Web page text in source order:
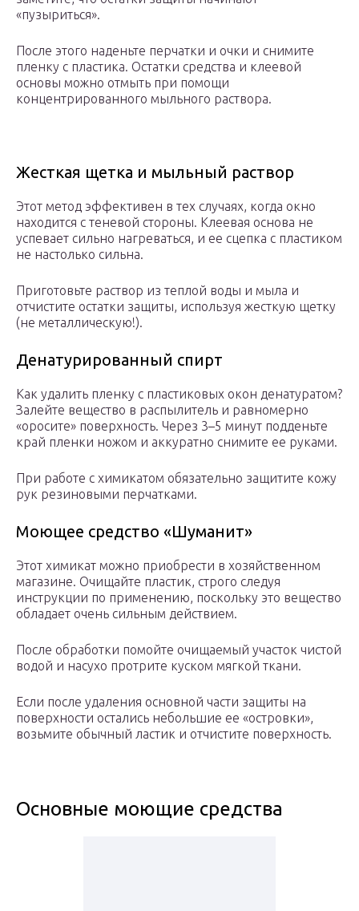
«пузыриться».
После этого наденьте перчатки и очки и снимите
пленку с пластика. Остатки средства и клеевой
основы можно отмыть при помощи
концентрированного мыльного раствора.
Жесткая щетка и мыльный раствор
Этот метод эффективен в тех случаях, когда окно
находится с теневой стороны. Клеевая основа не
успевает сильно нагреваться, и ее сцепка с пластиком
не настолько сильна.
Приготовьте раствор из теплой воды и мыла и
отчистите остатки защиты, используя жесткую щетку
(не металлическую!).
Денатурированный спирт
Как удалить пленку с пластиковых окон денатуратом?
Залейте вещество в распылитель и равномерно
«оросите» поверхность. Через 3–5 минут подденьте
край пленки ножом и аккуратно снимите ее руками.
При работе с химикатом обязательно защитите кожу
рук резиновыми перчатками.
Моющее средство «Шуманит»
Этот химикат можно приобрести в хозяйственном
магазине. Очищайте пластик, строго следуя
инструкции по применению, поскольку это вещество
обладает очень сильным действием.
После обработки помойте очищаемый участок чистой
водой и насухо протрите куском мягкой ткани.
Если после удаления основной части защиты на
поверхности остались небольшие ее «островки»,
возьмите обычный ластик и отчистите поверхность.
Основные моющие средства